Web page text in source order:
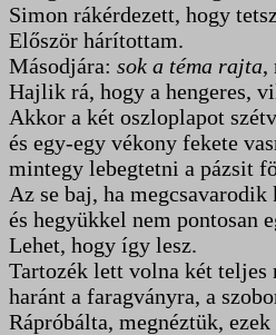
Simon rákérdezett, hogy
Először hárítottam.
Másodjára: sok a téma rajta,
Hajlik rá, hogy a hengeres,
Akkor a két oszloplapot
és egy-egy vékony fekete
mintegy lebegtetni a pázsit
Az se baj, ha
és hegyükkel nem pontosan
Lehet, hogy így lesz.
Tartozék lett volna két
haránt a faragványra, a
Rápróbálta, megnéztük,